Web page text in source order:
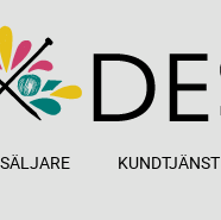
KUNDTJÄNST